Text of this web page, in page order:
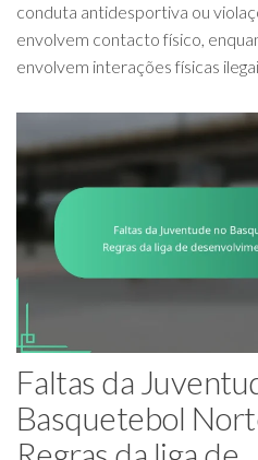
conduta antidesportiva ou
envolvem contacto físico,
envolvem interações físicas
Faltas da
Basquetebol